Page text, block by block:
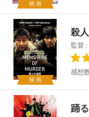
映画
映画
殺
監督
感想
踊